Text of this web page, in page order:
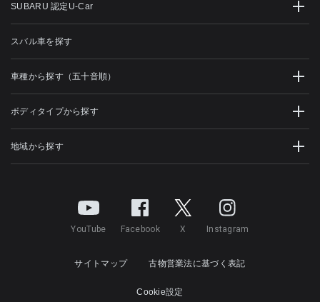
SUBARU 認定U-Car
スバル車を探す
車種から探す（五十音順）
ボディタイプから探す
地域から探す
YouTube Facebook X Instagram
サイトマップ 古物営業法に基づく表記
Cookie設定